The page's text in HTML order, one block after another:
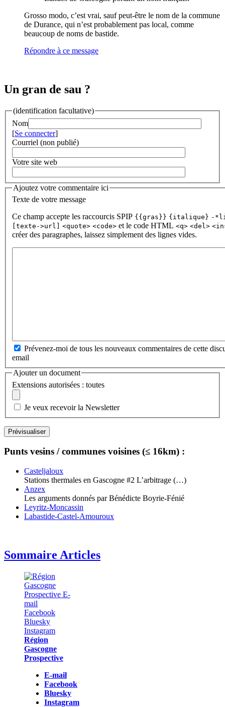
Grosso modo, c’est vrai, sauf peut-être le nom de la commune
de Durance, qui n’est probablement pas local, comme
beaucoup de noms de bastide.
Répondre à ce message
Un gran de sau ?
(identification facultative)
Nom
[Se connecter]
Courriel (non publié)
Votre site web
Ajoutez votre commentaire ici
Texte de votre message
Ce champ accepte les raccourcis SPIP {{gras}} {italique} -
[texte->url]
<quote> <code> et le code HTML <q> <del>
créer des paragraphes, laissez simplement des lignes vides.
Prévenez-moi de tous les nouveaux commentaires de cette
email
Ajouter un document
Extensions autorisées : toutes
Je veux recevoir la Newsletter
Punts vesins / communes voisines (≤ 16km) :
Casteljaloux
Stations thermales en Gascogne #2 L’arbitrage (…)
Anzex
Les arguments donnés par Bénédicte Boyrie-Fénié
Leyritz-Moncassin
Labastide-Castel-Amouroux
Sommaire Articles
Région
Gascogne
Prospective
E-mail
Facebook
Bluesky
Instagram